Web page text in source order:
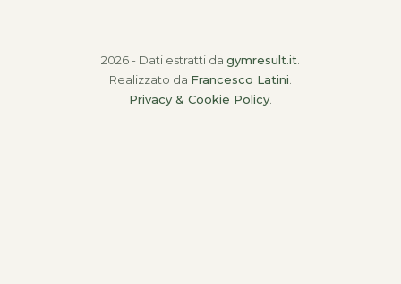
2026 - Dati estratti da gymresult.it
Realizzato da Francesco Latini
Privacy & Cookie Policy